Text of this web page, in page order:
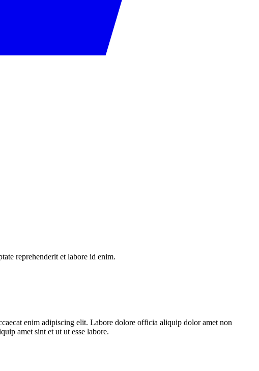
reprehenderit et labore id enim.
enim adipiscing elit. Labore dolore officia aliquip dolor amet non
amet sint et ut ut esse labore.